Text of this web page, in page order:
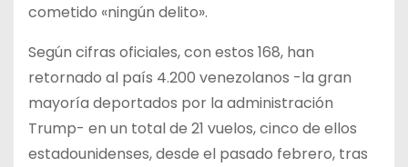
cometido «ningún delito».
Según cifras oficiales, con estos 168, han
retornado al país 4.200 venezolanos -la gran
mayoría deportados por la administración
Trump- en un total de 21 vuelos, cinco de ellos
estadounidenses, desde el pasado febrero, tras